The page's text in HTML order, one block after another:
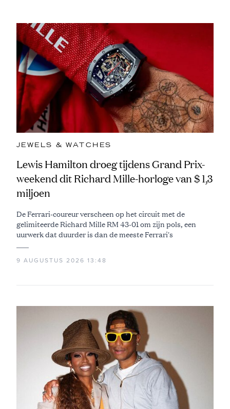
JEWELS & WATCHES
Lewis Hamilton droeg tijdens Grand Prix-
weekend dit Richard Mille-horloge van $ 1,3
miljoen
De Ferrari-coureur verscheen op het circuit met de
gelimiteerde Richard Mille RM 43-01 om zijn pols, een
uurwerk dat duurder is dan de meeste Ferrari's
9 AUGUSTUS 2026 13:48